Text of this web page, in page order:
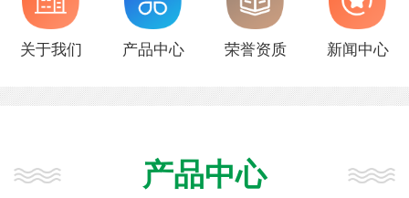
关于我们 产品中心 荣誉资质 新闻中心
产品中心